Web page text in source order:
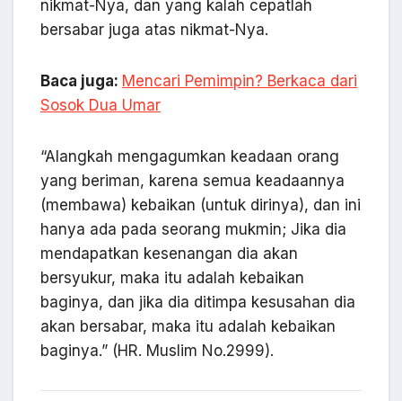
nikmat-Nya, dan yang kalah cepatlah
bersabar juga atas nikmat-Nya.
Baca juga: Mencari Pemimpin? Berkaca dari
Sosok Dua Umar
“Alangkah mengagumkan keadaan orang
yang beriman, karena semua keadaannya
(membawa) kebaikan (untuk dirinya), dan ini
hanya ada pada seorang mukmin; Jika dia
mendapatkan kesenangan dia akan
bersyukur, maka itu adalah kebaikan
baginya, dan jika dia ditimpa kesusahan dia
akan bersabar, maka itu adalah kebaikan
baginya.” (HR. Muslim No.2999).